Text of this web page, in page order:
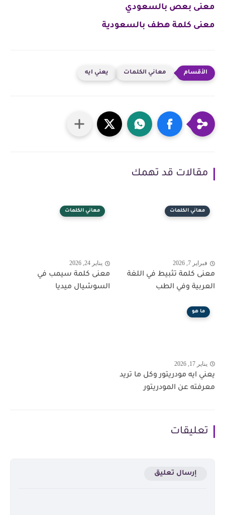
معنى بعص بالسعودي
معنى كلمة هطف بالسعودية
معاني الكلمات يعني ايه
مقالات قد تهمك
معاني الكلمات
فبراير 7, 2026
معنى كلمة تثبيط في اللغة
العربية وفي الطب
معاني الكلمات
يناير 24, 2026
معنى كلمة سيمب في
السوشيال ميديا
ما هو
يناير 17, 2026
يعني ايه مودريتور وكل ما تريد
معرفته عن المودريتور
تعليقات
إرسال تعليق